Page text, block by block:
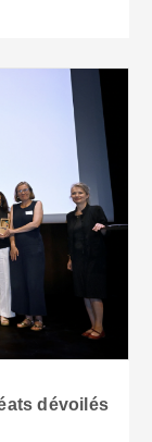
dévoilés